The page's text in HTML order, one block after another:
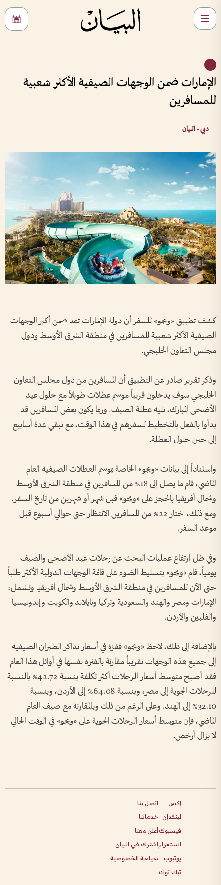
الإمارات ضمن الوجهات الصيفية الأكثر شعبية
للمسافرين
دبي - البيان
كشف تطبيق «ويجو» للسفر أن دولة الإمارات تعد ضمن أكبر الوجهات
الصيفية الأكثر شعبية للمسافرين في منطقة الشرق الأوسط ودول
مجلس التعاون الخليجي.
وذكر تقرير صادر عن التطبيق أن المسافرين من دول مجلس التعاون
الخليجي سوف يدخلون قريباً موسم عطلات طويلاً مع حلول عيد
الأضحى المبارك، تليه عطلة الصيف، وربما يكون بعض المسافرين قد
بدأوا بالفعل بالتخطيط لسفرهم في هذا الوقت، مع تبقي عدة أسابيع
إلى حين حلول العطلة.
واستناداً إلى بيانات «ويجو» الخاصة بموسم العطلات الصيفية العام
الماضي، قام ما يصل إلى 18% من المسافرين في منطقة الشرق الأوسط
وشمال أفريقيا بالحجز على «ويجو» قبل شهر أو شهرين من تاريخ السفر.
ومع ذلك، اختار 22% من المسافرين الانتظار حتى حوالي أسبوع قبل
موعد السفر.
وفي ظل ارتفاع عمليات البحث عن رحلات عيد الأضحى والصيف
يومياً، قام «ويجو» بتسليط الضوء على قائمة الوجهات الدولية الأكثر طلباً
حتى الآن للمسافرين في منطقة الشرق الأوسط وشمال أفريقيا وتشمل:
الإمارات ومصر والهند والسعودية وتركيا وتايلاند والكويت وإندونيسيا
والفلبين والأردن.
بالإضافة إلى ذلك، لاحظ «ويجو» قفزة في أسعار تذاكر الطيران الصيفية
إلى جميع هذه الوجهات تقريباً مقارنة بالفترة نفسها في أوائل هذا العام
فقد أصبح متوسط أسعار الرحلات أكثر تكلفة بنسبة 42.72% بالنسبة
للرحلات الجوية إلى مصر، وبنسبة 64.08% إلى الأردن، وبنسبة
32.10% إلى الهند. وعلى الرغم من ذلك وبالمقارنة مع صيف العام
الماضي، فإن متوسط أسعار الرحلات الجوية على «ويجو» في الوقت الحالي
لا يزال أرخص.
إكس
لينكدإن
فيسبوك
انستغرام
يوتيوب
تيك توك
اتصل بنا
خدماتنا
أعلن معنا
اشترك في البيان
سياسة الخصوصية